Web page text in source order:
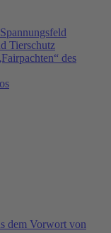
Tierschutz
des
dem Vorwort von